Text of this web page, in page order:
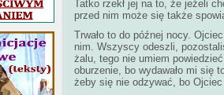
Tatko rzekł jej na to, że jeżeli
przed nim może się także
Trwało to do późnej nocy.
nim. Wszyscy odeszli,
żalu, tego nie umiem
oburzenie, bo wydawało mi się
żeby się nie odzywać, bo